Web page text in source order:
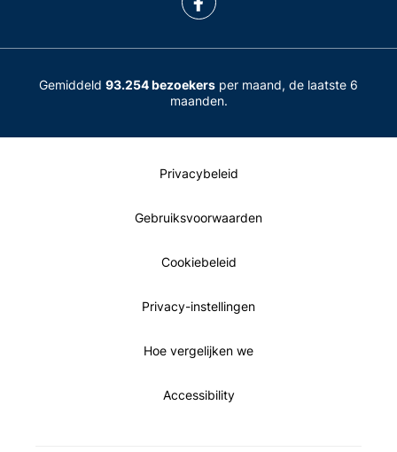
Gemiddeld 93.254 bezoekers per maand, de laatste 6
maanden.
Privacybeleid
Gebruiksvoorwaarden
Cookiebeleid
Privacy-instellingen
Hoe vergelijken we
Accessibility